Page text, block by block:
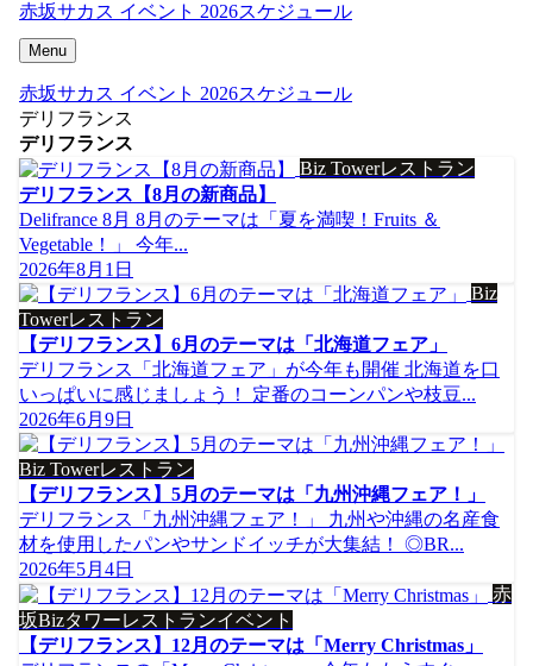
赤坂サカス イベント 2026スケジュール
Menu
赤坂サカス イベント 2026スケジュール
デリフランス
デリフランス
Biz Towerレストラン
デリフランス【8月の新商品】
Delifrance 8月 8月のテーマは「夏を満喫！Fruits ＆
Vegetable！」 今年...
2026年8月1日
Biz
Towerレストラン
【デリフランス】6月のテーマは「北海道フェア」
デリフランス「北海道フェア」が今年も開催 北海道を口
いっぱいに感じましょう！ 定番のコーンパンや枝豆...
2026年6月9日
Biz Towerレストラン
【デリフランス】5月のテーマは「九州沖縄フェア！」
デリフランス「九州沖縄フェア！」 九州や沖縄の名産食
材を使用したパンやサンドイッチが大集結！ ◎BR...
2026年5月4日
赤
坂Bizタワーレストランイベント
【デリフランス】12月のテーマは「Merry Christmas」